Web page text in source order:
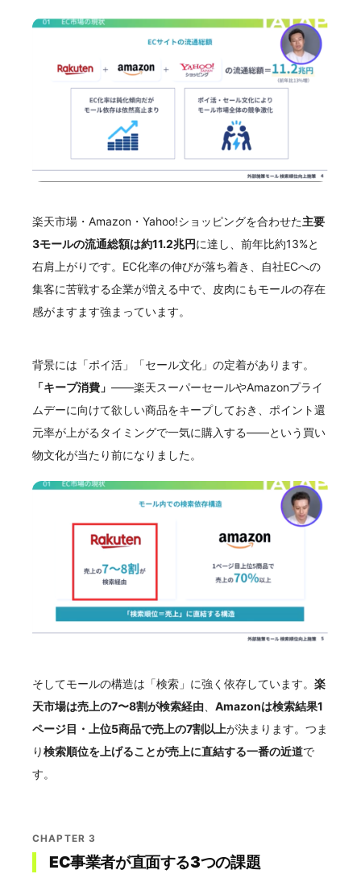
楽天市場・Amazon・Yahoo!ショッピングを合わせた主要
3モールの流通総額は約11.2兆円に達し、前年比約13%と
右肩上がりです。EC化率の伸びが落ち着き、自社ECへの
集客に苦戦する企業が増える中で、皮肉にもモールの存在
感がますます強まっています。
背景には「ポイ活」「セール文化」の定着があります。
「キープ消費」 ——楽天スーパーセールやAmazonプライ
ムデーに向けて欲しい商品をキープしておき、ポイント還
元率が上がるタイミングで一気に購入する——という買い
物文化が当たり前になりました。
そしてモールの構造は「検索」に強く依存しています。 楽
天市場は売上の7〜8割が検索経由、 Amazonは検索結果1
ページ目・上位5商品で売上の7割以上が決まります。つま
り検索順位を上げることが売上に直結する一番の近道で
す。
CHAPTER 3
EC事業者が直面する3つの課題